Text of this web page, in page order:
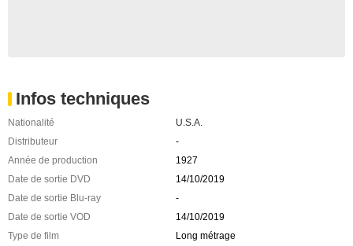
Infos techniques
Nationalité
U.S.A.
Distributeur
-
Année de production
1927
Date de sortie DVD
14/10/2019
Date de sortie Blu-ray
-
Date de sortie VOD
14/10/2019
Type de film
Long métrage